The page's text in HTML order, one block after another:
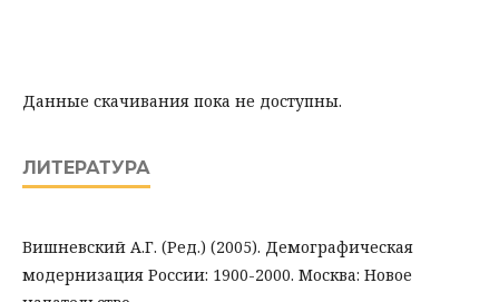
Данные скачивания пока не доступны.
ЛИТЕРАТУРА
Вишневский А.Г. (Ред.) (2005). Демографическая
модернизация России: 1900-2000. Москва: Новое